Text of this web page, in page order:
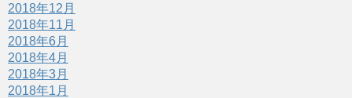
2018年12月
2018年11月
2018年6月
2018年4月
2018年3月
2018年1月